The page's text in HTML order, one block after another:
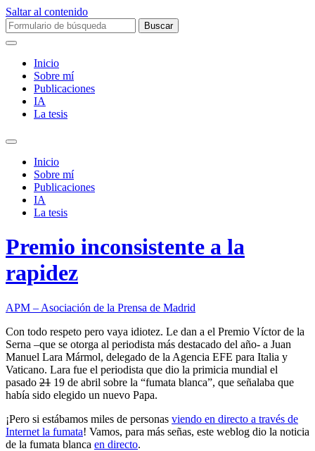
Saltar al contenido
Buscar:
Inicio
Sobre mí­
Publicaciones
IA
La tesis
Alternar
campo
búsqueda
Inicio
Sobre mí­
Publicaciones
IA
La tesis
Premio inconsistente a la
rapidez
APM – Asociación de la Prensa de Madrid
Con todo respeto pero vaya idiotez. Le dan a el Premio Víctor de la
Serna –que se otorga al periodista más destacado del año- a Juan
Manuel Lara Mármol, delegado de la Agencia EFE para Italia y
Vaticano. Lara fue el periodista que dio la primicia mundial el
pasado 21 19 de abril sobre la “fumata blanca”, que señalaba que
había sido elegido un nuevo Papa.
¡Pero si estábamos miles de personas viendo en directo a través de
Internet la fumata! Vamos, para más señas, este weblog dio la noticia
de la fumata blanca en directo.